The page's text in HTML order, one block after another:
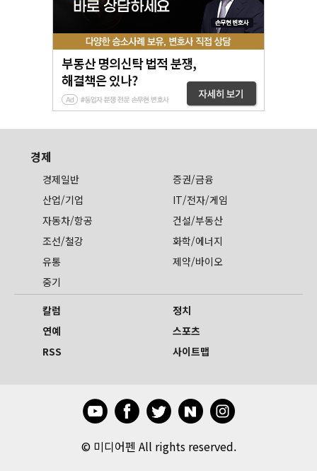
경제
경제일반
증권/금융
산업/기업
IT/전자/게임
자동차/항공
건설/부동산
조선/철강
화학/에너지
유통
제약/바이오
중기
칼럼
정치
연예
스포츠
RSS
사이트맵
© 미디어펜 All rights reserved.